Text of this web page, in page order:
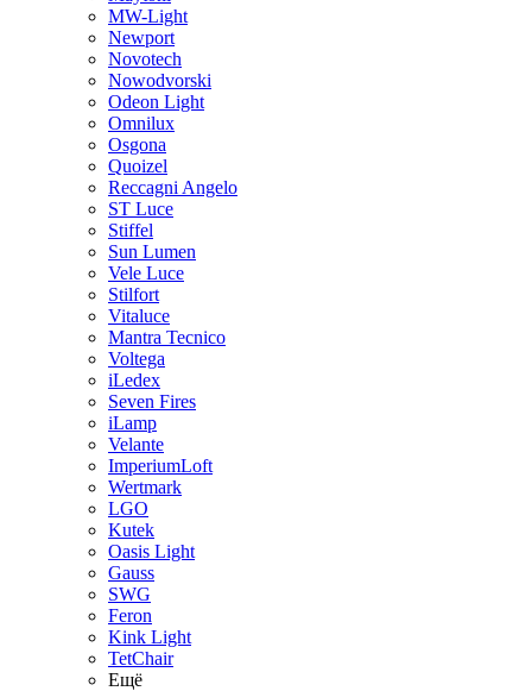
MW-Light
Newport
Novotech
Nowodvorski
Odeon Light
Omnilux
Osgona
Quoizel
Reccagni Angelo
ST Luce
Stiffel
Sun Lumen
Vele Luce
Stilfort
Vitaluce
Mantra Tecnico
Voltega
iLedex
Seven Fires
iLamp
Velante
ImperiumLoft
Wertmark
LGO
Kutek
Oasis Light
Gauss
SWG
Feron
Kink Light
TetСhair
Ещё